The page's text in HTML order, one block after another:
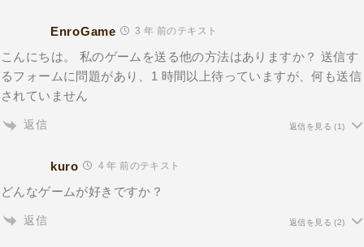
EnroGame 3 年 前のテキスト
こんにちは。 私のゲームを送る他の方法はありますか？ 送信す
るフォームに問題があり、1 時間以上待っていますが、何も送信
されていません
返信 返信を見る (1)
kuro 4 年 前のテキスト
どんなゲームが好きですか？
返信 返信を見る (2)